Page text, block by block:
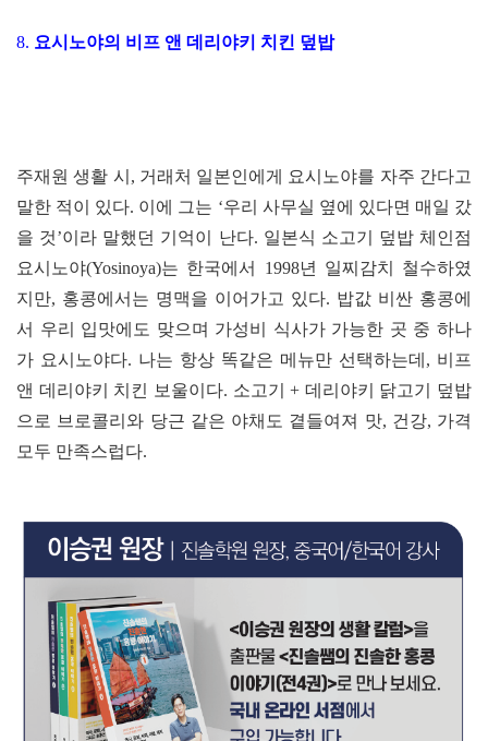
8. 요시노야의 비프 앤 데리야키 치킨 덮밥
주재원 생활 시, 거래처 일본인에게 요시노야를 자주 간다고
말한 적이 있다. 이에 그는 ‘우리 사무실 옆에 있다면 매일 갔
을 것’이라 말했던 기억이 난다. 일본식 소고기 덮밥 체인점
요시노야(Yosinoya)는 한국에서 1998년 일찌감치 철수하였
지만, 홍콩에서는 명맥을 이어가고 있다. 밥값 비싼 홍콩에
서 우리 입맛에도 맞으며 가성비 식사가 가능한 곳 중 하나
가 요시노야다. 나는 항상 똑같은 메뉴만 선택하는데, 비프
앤 데리야키 치킨 보울이다. 소고기 + 데리야키 닭고기 덮밥
으로 브로콜리와 당근 같은 야채도 곁들여져 맛, 건강, 가격
모두 만족스럽다.